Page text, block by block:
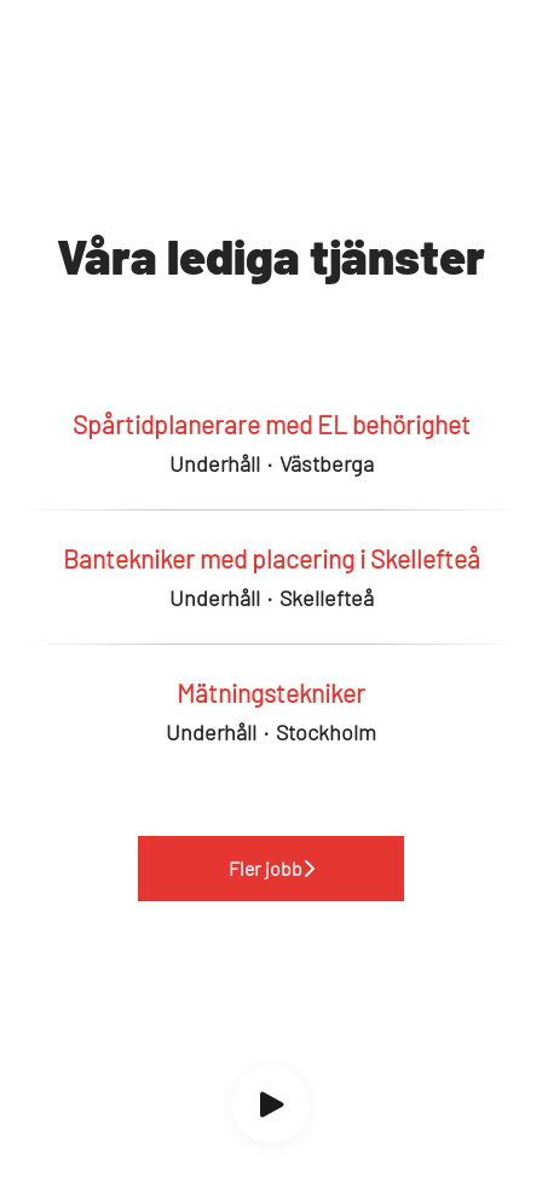
Våra lediga tjänster
Spårtidplanerare med EL behörighet
Underhåll · Västberga
Bantekniker med placering i Skellefteå
Underhåll · Skellefteå
Mätningstekniker
Underhåll · Stockholm
Fler jobb